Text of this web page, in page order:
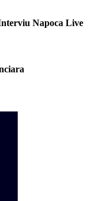
Napoca Live